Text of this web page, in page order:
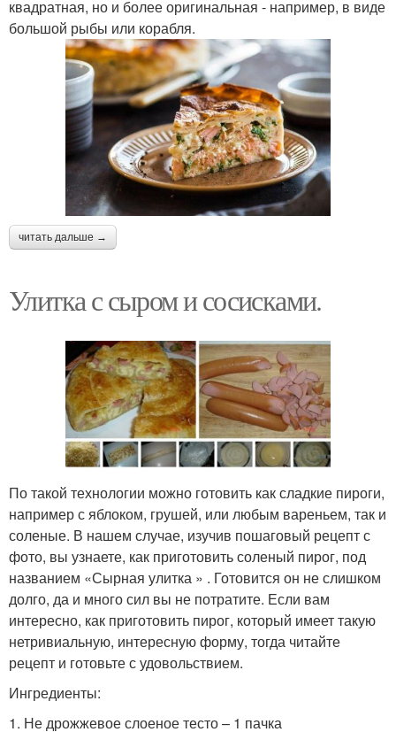
квадратная, но и более оригинальная - например, в виде
большой рыбы или корабля.
читать дальше →
Улитка с сыром и сосисками.
По такой технологии можно готовить как сладкие пироги,
например с яблоком, грушей, или любым вареньем, так и
соленые. В нашем случае, изучив пошаговый рецепт с
фото, вы узнаете, как приготовить соленый пирог, под
названием «Сырная улитка » . Готовится он не слишком
долго, да и много сил вы не потратите. Если вам
интересно, как приготовить пирог, который имеет такую
нетривиальную, интересную форму, тогда читайте
рецепт и готовьте с удовольствием.
Ингредиенты:
1. Не дрожжевое слоеное тесто – 1 пачка